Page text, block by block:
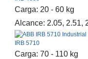
Carga: 20 - 60 kg
Alcance: 2.05, 2.51,
IRB 5710
Carga: 70 - 110 kg